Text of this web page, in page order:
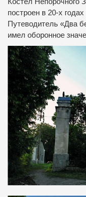
построен в 20-х годах
Путеводитель «Два
имел оборонное